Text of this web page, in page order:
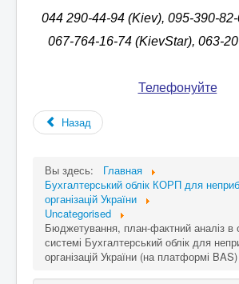
044 290-44-94 (Kiev), 095-390-
067-764-16-74 (KievStar), 063-
Телефонуйте!
Назад
Вы здесь:
Главная
Бухгалтерський облік КОРП для
організацій України
Uncategorised
Бюджетування, план-фактний аналіз в
системі Бухгалтерський облік для
організацій України (на платформі BAS)